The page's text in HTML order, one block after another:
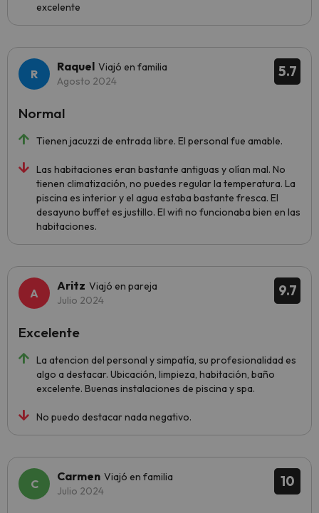
excelente
5.7
Raquel Viajó en familia
Agosto 2024
Tienen jacuzzi de entrada libre. El personal fue amable.
Las habitaciones eran bastante antiguas y olían mal. No
tienen climatización, no puedes regular la temperatura. La
piscina es interior y el agua estaba bastante fresca. El
desayuno buffet es justillo. El wifi no funcionaba bien en las
habitaciones.
Normal
9.7
Aritz Viajó en pareja
Julio 2024
La atencion del personal y simpatía, su profesionalidad es
algo a destacar. Ubicación, limpieza, habitación, baño
excelente. Buenas instalaciones de piscina y spa.
No puedo destacar nada negativo.
Excelente
10
Carmen Viajó en familia
Julio 2024